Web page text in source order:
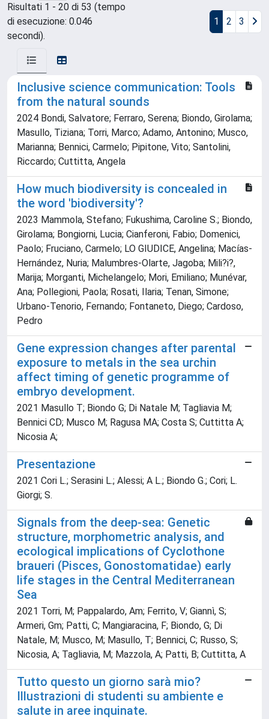
Risultati 1 - 20 di 53 (tempo
di esecuzione: 0.046
secondi).
1 2 3
Inclusive science communication: Tools
from the natural sounds
2024 Bondi, Salvatore; Ferraro, Serena; Biondo, Girolama;
Masullo, Tiziana; Torri, Marco; Adamo, Antonino; Musco,
Marianna; Bennici, Carmelo; Pipitone, Vito; Santolini,
Riccardo; Cuttitta, Angela
How much biodiversity is concealed in
the word 'biodiversity'?
2023 Mammola, Stefano; Fukushima, Caroline S.; Biondo,
Girolama; Bongiorni, Lucia; Cianferoni, Fabio; Domenici,
Paolo; Fruciano, Carmelo; LO GIUDICE, Angelina; Macías-
Hernández, Nuria; Malumbres-Olarte, Jagoba; Mili?i?,
Marija; Morganti, Michelangelo; Mori, Emiliano; Munévar,
Ana; Pollegioni, Paola; Rosati, Ilaria; Tenan, Simone;
Urbano-Tenorio, Fernando; Fontaneto, Diego; Cardoso,
Pedro
Gene expression changes after parental
exposure to metals in the sea urchin
affect timing of genetic programme of
embryo development.
2021 Masullo T; Biondo G; Di Natale M; Tagliavia M;
Bennici CD; Musco M; Ragusa MA; Costa S; Cuttitta A;
Nicosia A;
Presentazione
2021 Cori L.; Serasini L.; Alessi; A L.; Biondo G.; Cori; L.
Giorgi; S.
Signals from the deep-sea: Genetic
structure, morphometric analysis, and
ecological implications of Cyclothone
braueri (Pisces, Gonostomatidae) early
life stages in the Central Mediterranean
Sea
2021 Torri, M; Pappalardo, Am; Ferrito, V; Giannì, S;
Armeri, Gm; Patti, C; Mangiaracina, F; Biondo, G; Di
Natale, M; Musco, M; Masullo, T; Bennici, C; Russo, S;
Nicosia, A; Tagliavia, M; Mazzola, A; Patti, B; Cuttitta, A
Tutto questo un giorno sarà mio?
Illustrazioni di studenti su ambiente e
salute in aree inquinate.